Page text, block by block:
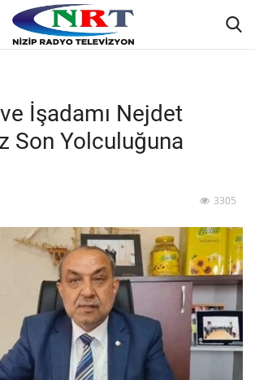
İşadamı Nejdet
Son Yolculuğuna
3305